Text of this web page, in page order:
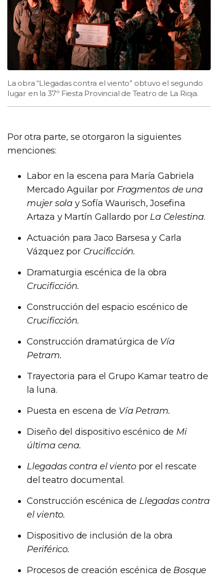
La obra “Llegadas contra el viento” obtuvo el segundo
lugar en la 37º Fiesta Provincial de Teatro de La Rioja.
Por otra parte, se otorgaron la siguientes
menciones:
Labor en la escena para María Gabriela
Mercado Aguilar por Fragmentos de una
mujer sola y Sofía Waurisch, Josefina
Artaza y Martín Gallardo por La Celestina.
Actuación para Jaco Barsesa y Carla
Vázquez por Crucificción.
Dramaturgia escénica de la obra
Crucificción.
Construcción del espacio escénico de
Crucificción.
Construcción dramatúrgica de Vía
Petram.
Trayectoria para el Grupo Kamar teatro de
la luna.
Puesta en escena de Vía Petram.
Diseño del dispositivo escénico de Mi
última cena.
Llegadas contra el viento por el rescate
del teatro documental.
Construcción escénica de Llegadas contra
el viento.
Dispositivo de inclusión de la obra
Periférico.
Procesos de creación escénica de Bosque